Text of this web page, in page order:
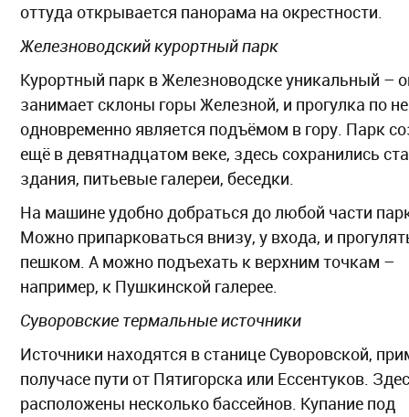
оттуда открывается панорама на окрестности.
Железноводский курортный парк
Курортный парк в Железноводске уникальный –
занимает склоны горы Железной, и прогулка по
одновременно является подъёмом в гору. Парк
ещё в девятнадцатом веке, здесь сохранились
здания, питьевые галереи, беседки.
На машине удобно добраться до любой части
Можно припарковаться внизу, у входа, и
пешком. А можно подъехать к верхним точкам –
например, к Пушкинской галерее.
Суворовские термальные источники
Источники находятся в станице Суворовской,
получасе пути от Пятигорска или Ессентуков.
расположены несколько бассейнов. Купание под